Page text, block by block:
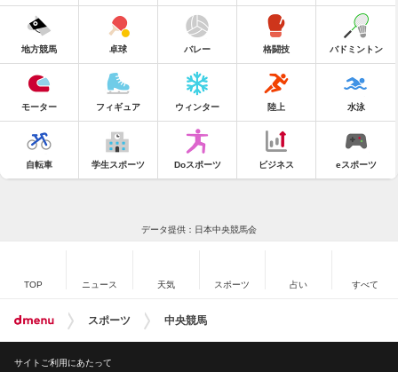
地方競馬 卓球 バレー 格闘技 バドミントン
モーター フィギュア ウィンター 陸上 水泳
自転車 学生スポーツ Doスポーツ ビジネス eスポーツ
データ提供：日本中央競馬会
TOP ニュース 天気 スポーツ 占い すべて
スポーツ 中央競馬
サイトご利用にあたって